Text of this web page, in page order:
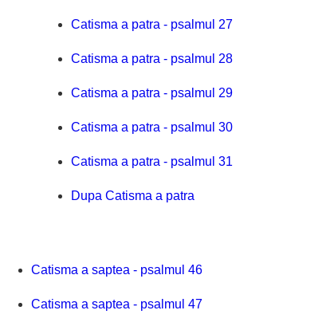
Catisma a patra - psalmul 27
Catisma a patra - psalmul 28
Catisma a patra - psalmul 29
Catisma a patra - psalmul 30
Catisma a patra - psalmul 31
Dupa Catisma a patra
Catisma a saptea - psalmul 46
Catisma a saptea - psalmul 47